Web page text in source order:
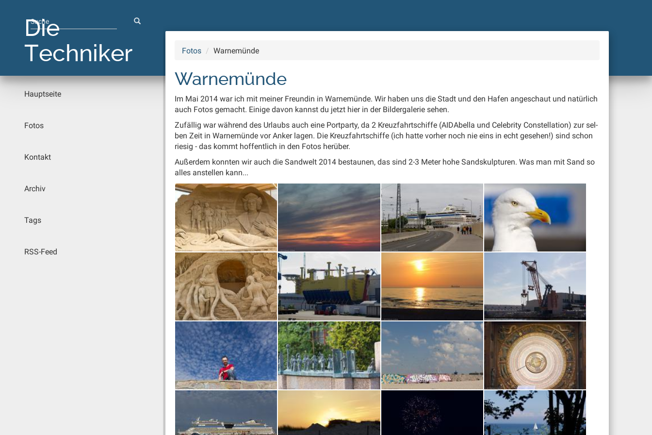
HauptinhaltDie
Techniker
Hauptseite
Fotos
Kontakt
Archiv
Tags
RSS-Feed
Fotos Warnemünde
Warnemünde
Im Mai 2014 war ich mit mei­ner Freun­din in War­ne­mün­de. Wir ha­ben uns die Stadt und den Ha­fen an­ge­schaut und na­tür­lich
auch Fo­tos ge­macht. Ei­ni­ge da­von kannst du jetzt hier in der Bil­der­ga­le­rie se­hen.
Zu­fäl­lig war wäh­rend des Ur­laubs auch ei­ne Port­par­ty, da 2 Kreuz­fahrt­schif­fe (AI­DA­bel­la und Ce­le­bri­ty Con­stel­la­tion) zur sel­
ben Zeit in War­ne­mün­de vor An­ker la­gen. Die Kreuz­fahrt­schif­fe (ich hat­te vor­her noch nie eins in echt ge­se­hen!) sind schon
rie­sig - das kommt hof­fent­lich in den Fo­tos her­über.
Au­ßer­dem konn­ten wir auch die Sand­welt 2014 be­stau­nen, das sind 2-3 Me­ter ho­he Sands­kulp­tu­ren. Was man mit Sand so
al­les an­stel­len kann...